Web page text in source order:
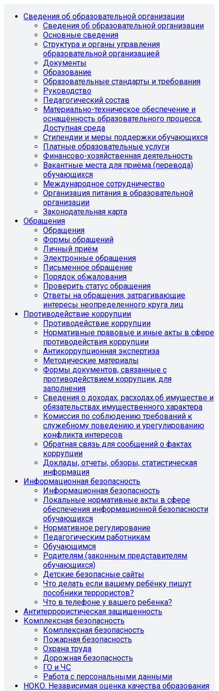
Сведения об образовательной организации
Сведения об образовательной организации
Основные сведения
Структура и органы управления
образовательной организацией
Документы
Образование
Образовательные стандарты и требования
Руководство
Педагогический состав
Материально-техническое обеспечение и
оснащённость образовательного процесса.
Доступная среда
Стипендии и меры поддержки обучающихся
Платные образовательные услуги
Финансово-хозяйственная деятельность
Вакантные места для приёма (перевода)
обучающихся
Международное сотрудничество
Организация питания в образовательной
организации
Законодательная карта
Обращения
Обращения
Формы обращений
Личный приём
Электронные обращения
Письменное обращение
Порядок обжалования
Проверить статус обращения
Ответы на обращения, затрагивающие
интересы неопределенного круга лиц
Противодействие коррупции
Противодействие коррупции
Нормативные правовые и иные акты в сфере
противодействия коррупции
Антикоррупционная экспертиза
Методические материалы
Формы документов, связанные с
противодействием коррупции, для
заполнения
Сведения о доходах, расходах,об имуществе и
обязательствах имущественного характера
Комиссия по соблюдению требований к
служебному поведению и урегулированию
конфликта интересов
Обратная связь для сообщений о фактах
коррупции
Доклады, отчеты, обзоры, статистическая
информация
Информационная безопасность
Информационная безопасность
Локальные нормативные акты в сфере
обеспечения информационной безопасности
обучающихся
Нормативное регулирование
Педагогическим работникам
Обучающимся
Родителям (законным представителям
обучающихся)
Детские безопасные сайты
Что делать если вашему ребёнку пишут
пособники террористов?
Что в телефоне у вашего ребенка?
Антитеррористическая защищенность
Комплексная безопасность
Комплексная безопасность
Пожарная безопасность
Охрана труда
Дорожная безопасность
ГО и ЧС
Работа с персональными данными
НОКО. Независимая оценка качества образования